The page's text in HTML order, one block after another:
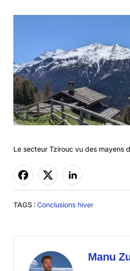
Le secteur Tzirouc vu des mayens
TAGS : Conclusions hiver
Manu